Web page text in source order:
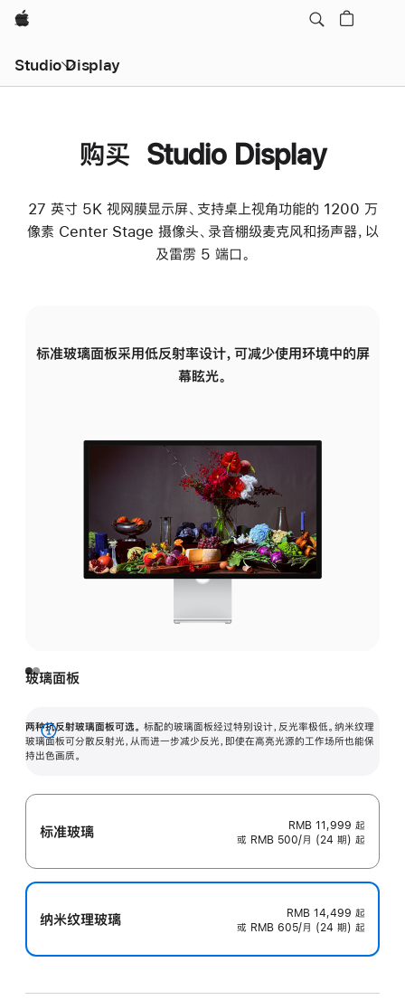
Apple
Studio Display
购买 Studio Display
27 英寸 5K 视网膜显示屏、支持桌上视角功能的 1200 万
像素 Center Stage 摄像头、录音棚级麦克风和扬声器，以
及雷雳 5 端口。
标准玻璃面板采用低反射率设计，可减少使用环境中的屏
幕眩光。
玻璃面板
两种抗反射玻璃面板可选。 标配的玻璃面板经过特别设计，反光率极低。纳米纹理
玻璃面板可分散反射光，从而进一步减少反光，即使在高亮光源的工作场所也能保
持出色画质。
展
开
标准玻璃 RMB 11,999 起
或 RMB 500/月 (24 期) 起
纳米纹理玻璃 RMB 14,499 起
或 RMB 605/月 (24 期) 起